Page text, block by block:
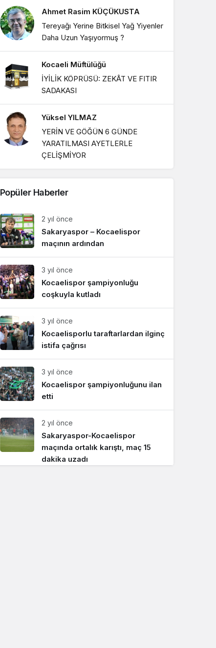
Ahmet Rasim KÜÇÜKUSTA
Tereyağı Yerine Bitkisel Yağ Yiyenler
Daha Uzun Yaşıyormuş ?
Kocaeli Müftülüğü
İYİLİK KÖPRÜSÜ: ZEKÂT VE FITIR
SADAKASI
Yüksel YILMAZ
YERİN VE GÖĞÜN 6 GÜNDE
YARATILMASI AYETLERLE
ÇELİŞMİYOR
Popüler Haberler
2 yıl önce
Sakaryaspor – Kocaelispor
maçının ardından
3 yıl önce
Kocaelispor şampiyonluğu
coşkuyla kutladı
3 yıl önce
Kocaelisporlu taraftarlardan ilginç
istifa çağrısı
3 yıl önce
Kocaelispor şampiyonluğunu ilan
etti
2 yıl önce
Sakaryaspor-Kocaelispor
maçında ortalık karıştı, maç 15
dakika uzadı